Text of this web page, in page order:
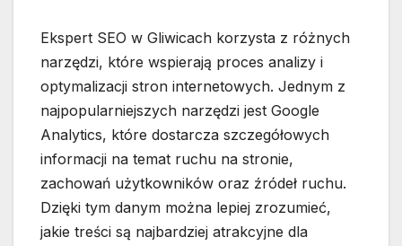
Ekspert SEO w Gliwicach korzysta z różnych
narzędzi, które wspierają proces analizy i
optymalizacji stron internetowych. Jednym z
najpopularniejszych narzędzi jest Google
Analytics, które dostarcza szczegółowych
informacji na temat ruchu na stronie,
zachowań użytkowników oraz źródeł ruchu.
Dzięki tym danym można lepiej zrozumieć,
jakie treści są najbardziej atrakcyjne dla